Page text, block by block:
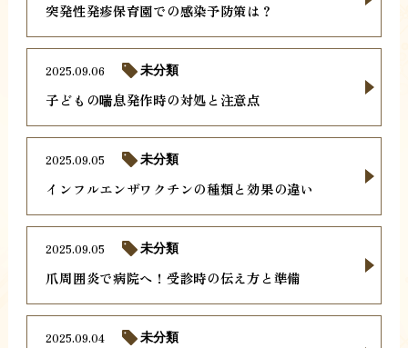
突発性発疹保育園での感染予防策は？
子どもの喘息発作時の対処と注意点
2025.09.06 未分類
インフルエンザワクチンの種類と効果の違い
2025.09.05 未分類
爪周囲炎で病院へ！受診時の伝え方と準備
2025.09.05 未分類
2025.09.04 未分類